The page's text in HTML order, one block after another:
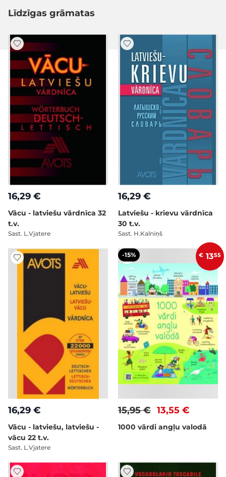
Līdzīgas grāmatas
16,29 €
Vācu - latviešu vārdnīca 32
t.v.
Sast. L.Vjatere
16,29 €
Latviešu - krievu vārdnīca
30 t.v.
Sast. H.Kalniņš
16,29 €
Vācu - latviešu, latviešu -
vācu 22 t.v.
Sast. L.Vjatere
-15% € 1355
13,55 €
15,95 €
1000 vārdi angļu valodā